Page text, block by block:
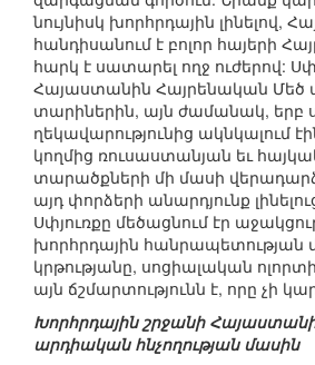
նույնիսկ խորհրդային լինելով,
հանդիսանում է բոլոր հայերի
հարկ է սատարել ողջ ուժերով:
Հայաստանին Հայրենական
տարիներին, այն ժամանակ, երբ
ղեկավարությունից ակնկալում
կողմից ռուսաստանյան եւ
տարածքների մի մասի
այդ փորձերի անարդյունք
Սփյուռքը մեծացնում էր
խորհրդային հանրապետության
կրթությանը, սոցիալական
այն ճշմարտությունն է, որը չի
Խորհրդային շրջանի
արդիական հնչողության մասին